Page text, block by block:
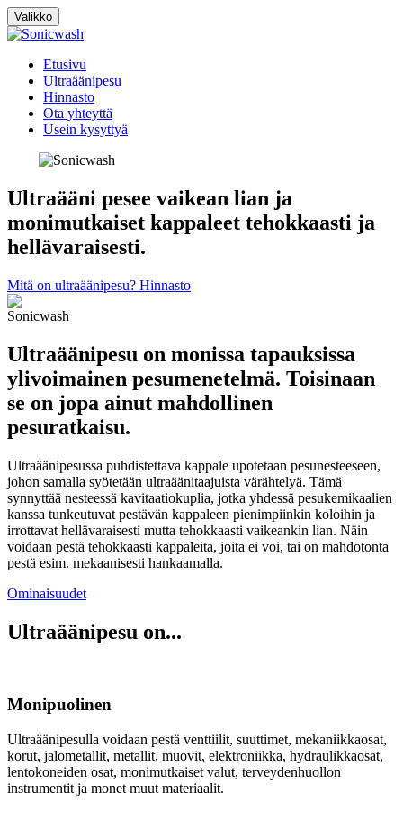
Valikko
Etusivu
Ultraäänipesu
Hinnasto
Ota yhteyttä
Usein kysyttyä
Ultraääni pesee vaikean lian ja
monimutkaiset kappaleet tehokkaasti ja
hellävaraisesti.
Mitä on ultraäänipesu? Hinnasto
Ultraäänipesu on monissa tapauksissa
ylivoimainen pesumenetelmä. Toisinaan
se on jopa ainut mahdollinen
pesuratkaisu.
Ultraäänipesussa puhdistettava kappale upotetaan pesunesteeseen,
johon samalla syötetään ultraäänitaajuista värähtelyä. Tämä
synnyttää nesteessä kavitaatiokuplia, jotka yhdessä pesukemikaalien
kanssa tunkeutuvat pestävän kappaleen pienimpiinkin koloihin ja
irrottavat hellävaraisesti mutta tehokkaasti vaikeankin lian. Näin
voidaan pestä tehokkaasti kappaleita, joita ei voi, tai on mahdotonta
pestä esim. mekaanisesti hankaamalla.
Ominaisuudet
Ultraäänipesu on...
Monipuolinen
Ultraäänipesulla voidaan pestä venttiilit, suuttimet, mekaniikkaosat,
korut, jalometallit, metallit, muovit, elektroniikka, hydraulikkaosat,
lentokoneiden osat, monimutkaiset valut, terveydenhuollon
instrumentit ja monet muut materiaalit.